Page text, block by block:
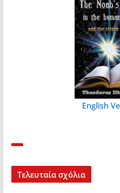
English
Τελευταία σχόλια